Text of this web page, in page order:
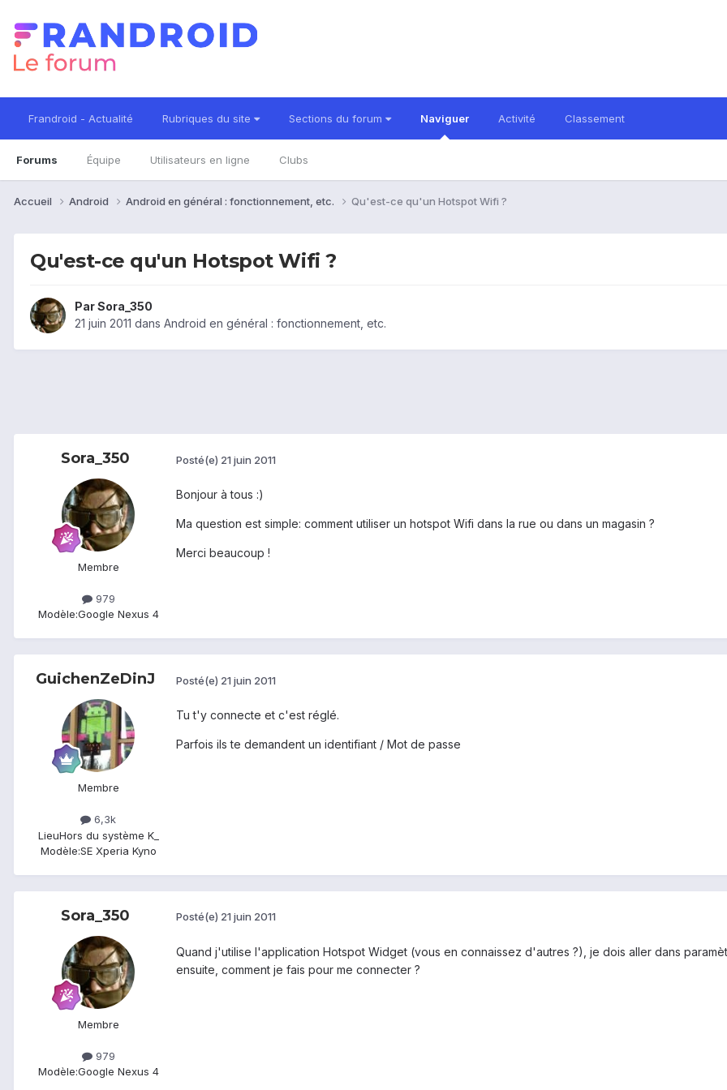
Frandroid - Actualité Rubriques du site Sections du forum Naviguer
Forums Équipe Utilisateurs en ligne Clubs
Activité Classement
Accueil Android Android en général : fonctionnement, etc. Qu'est-ce qu'un Hotspot Wifi ?
Qu'est-ce qu'un Hotspot Wifi ?
ParSora_350
21 juin 2011 dans Android en général : fonctionnement, etc.
Sora_350
Membre
979
Modèle:Google Nexus 4
Posté(e) 21 juin 2011
Bonjour à tous :)
Ma question est simple: comment utiliser un hotspot Wifi dans la rue ou dans un magasin ?
Merci beaucoup !
GuichenZeDinJ
Membre
6,3k
LieuHors du système K_
Modèle:SE Xperia Kyno
Posté(e) 21 juin 2011
Tu t'y connecte et c'est réglé.
Parfois ils te demandent un identifiant / Mot de passe
Sora_350
Membre
979
Modèle:Google Nexus 4
Posté(e) 21 juin 2011
Quand j'utilise l'application Hotspot Widget (vous en connaissez d'autres ?), je dois aller dans
ensuite, comment je fais pour me connecter ?